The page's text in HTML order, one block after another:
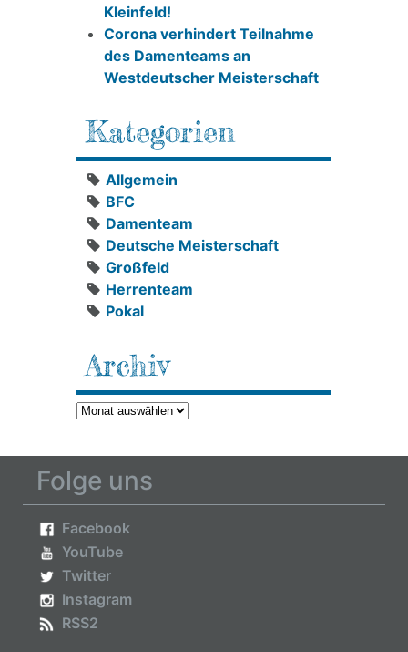
Kleinfeld!
Corona verhindert Teilnahme
des Damenteams an
Westdeutscher Meisterschaft
Kategorien
Allgemein
BFC
Damenteam
Deutsche Meisterschaft
Großfeld
Herrenteam
Pokal
Archiv
Archiv
Folge uns
Facebook
YouTube
Twitter
Instagram
RSS2